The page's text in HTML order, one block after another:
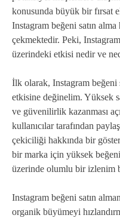
konusunda büyük bir fırsat
Instagram beğeni satın
çekmektedir. Peki,
üzerindeki etkisi nedir ve
İlk olarak, Instagram beğeni
etkisine değinelim. Yüksek
ve güvenilirlik kazanması
kullanıcılar tarafından
çekiciliği hakkında bir
bir marka için yüksek
üzerinde olumlu bir izlenim
Instagram beğeni satın
organik büyümeyi